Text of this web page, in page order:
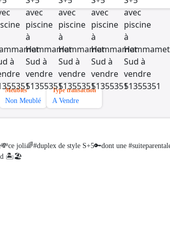
Meubles
Non Meublé
Type transaction
A Vendre
joli🌈#duplex de style S+5🔑dont une
🏝🏖